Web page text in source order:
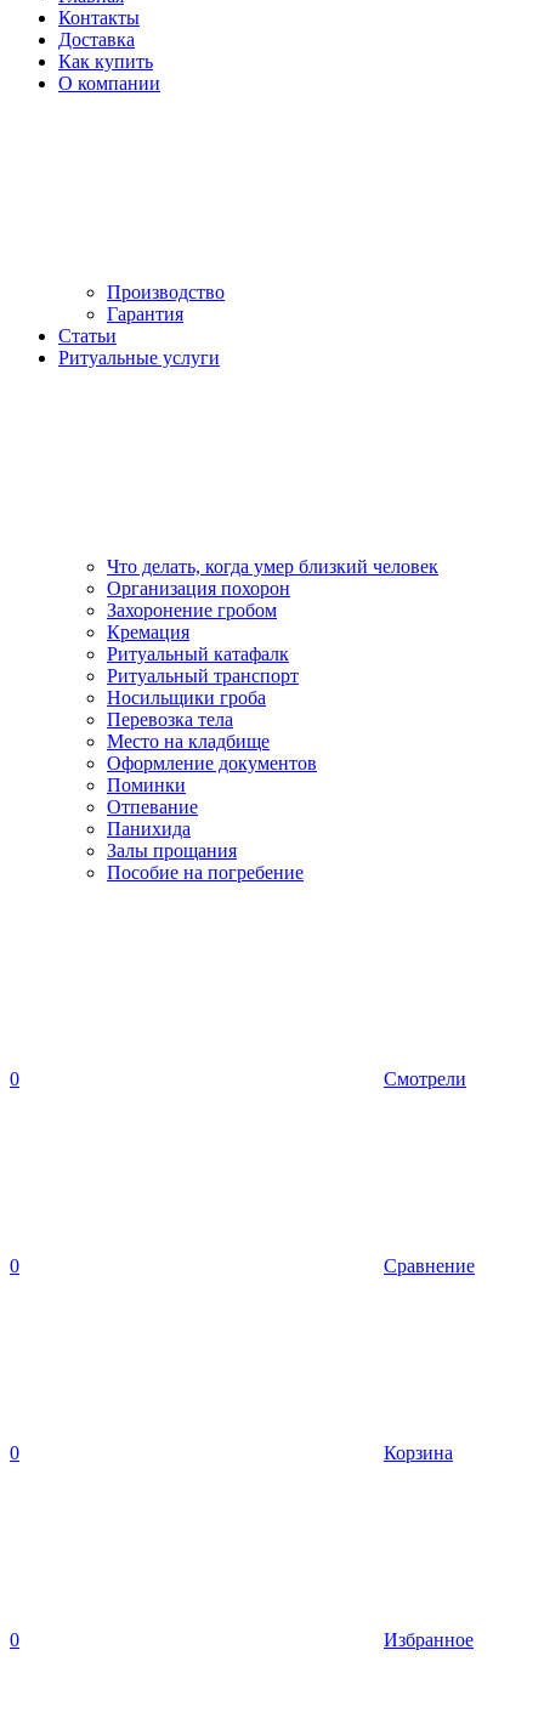
Контакты
Доставка
Как купить
О компании
Производство
Гарантия
Статьи
Ритуальные услуги
Что делать, когда умер близкий человек
Организация похорон
Захоронение гробом
Кремация
Ритуальный катафалк
Ритуальный транспорт
Носильщики гроба
Перевозка тела
Место на кладбище
Оформление документов
Поминки
Отпевание
Панихида
Залы прощания
Пособие на погребение
0 Смотрели
0 Сравнение
0 Корзина
0 Избранное